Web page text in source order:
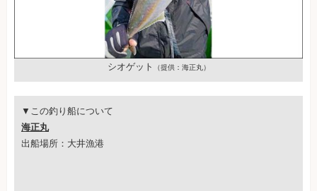
シオゲット （提供：海正丸）
▼この釣り船について
海正丸
出船場所：大井漁港